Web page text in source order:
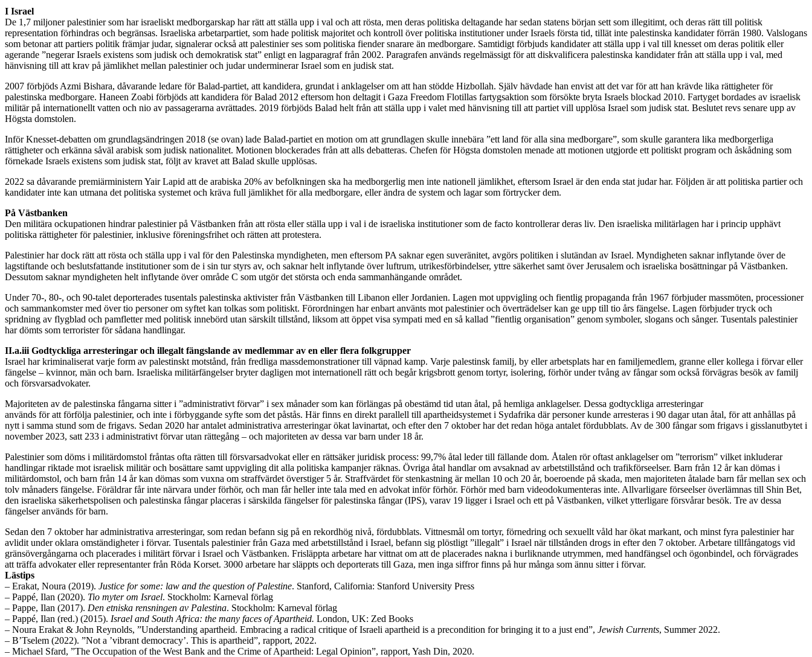
I Israel
De 1,7 miljoner palestinier som har israeliskt medborgarskap har rätt att ställa upp i val och att rösta, men deras politiska deltagande har sedan statens början sett som illegitimt, och deras rätt till politisk
representation förhindras och begränsas. Israeliska arbetarpartiet, som hade politisk majoritet och kontroll över politiska institutioner under Israels första tid, tillät inte palestinska kandidater förrän 1980. Valslogans
som betonar att partiers politik främjar judar, signalerar också att palestinier ses som politiska fiender snarare än medborgare. Samtidigt förbjuds kandidater att ställa upp i val till knesset om deras politik eller
agerande ”negerar Israels existens som judisk och demokratisk stat” enligt en lagparagraf från 2002. Paragrafen används regelmässigt för att diskvalificera palestinska kandidater från att ställa upp i val, med
hänvisning till att krav på jämlikhet mellan palestinier och judar underminerar Israel som en judisk stat.
2007 förbjöds Azmi Bishara, dåvarande ledare för Balad-partiet, att kandidera, grundat i anklagelser om att han stödde Hizbollah. Själv hävdade han envist att det var för att han krävde lika rättigheter för
palestinska medborgare. Haneen Zoabi förbjöds att kandidera för Balad 2012 eftersom hon deltagit i Gaza Freedom Flotillas fartygsaktion som försökte bryta Israels blockad 2010. Fartyget bordades av israelisk
militär på internationellt vatten och nio av passagerarna avrättades. 2019 förbjöds Balad helt från att ställa upp i valet med hänvisning till att partiet vill upplösa Israel som judisk stat. Beslutet revs senare upp av
Högsta domstolen.
Inför Knesset-debatten om grundlagsändringen 2018 (se ovan) lade Balad-partiet en motion om att grundlagen skulle innebära ”ett land för alla sina medborgare”, som skulle garantera lika medborgerliga
rättigheter och erkänna såväl arabisk som judisk nationalitet. Motionen blockerades från att alls debatteras. Chefen för Högsta domstolen menade att motionen utgjorde ett politiskt program och åskådning som
förnekade Israels existens som judisk stat, följt av kravet att Balad skulle upplösas.
2022 sa dåvarande premiärministern Yair Lapid att de arabiska 20% av befolkningen ska ha medborgerlig men inte nationell jämlikhet, eftersom Israel är den enda stat judar har. Följden är att politiska partier och
kandidater inte kan utmana det politiska systemet och kräva full jämlikhet för alla medborgare, eller ändra de system och lagar som förtrycker dem.
På Västbanken
Den militära ockupationen hindrar palestinier på Västbanken från att rösta eller ställa upp i val i de israeliska institutioner som de facto kontrollerar deras liv. Den israeliska militärlagen har i princip upphävt
politiska rättigheter för palestinier, inklusive föreningsfrihet och rätten att protestera.
Palestinier har dock rätt att rösta och ställa upp i val för den Palestinska myndigheten, men eftersom PA saknar egen suveränitet, avgörs politiken i slutändan av Israel. Myndigheten saknar inflytande över de
lagstiftande och beslutsfattande institutioner som de i sin tur styrs av, och saknar helt inflytande över luftrum, utrikesförbindelser, yttre säkerhet samt över Jerusalem och israeliska bosättningar på Västbanken.
Dessutom saknar myndigheten helt inflytande över område C som utgör det största och enda sammanhängande området.
Under 70-, 80-, och 90-talet deporterades tusentals palestinska aktivister från Västbanken till Libanon eller Jordanien. Lagen mot uppvigling och fientlig propaganda från 1967 förbjuder massmöten, processioner
och sammankomster med över tio personer om syftet kan tolkas som politiskt. Förordningen har enbart använts mot palestinier och överträdelser kan ge upp till tio års fängelse. Lagen förbjuder tryck och
spridning av flygblad och pamfletter med politisk innebörd utan särskilt tillstånd, liksom att öppet visa sympati med en så kallad ”fientlig organisation” genom symboler, slogans och sånger. Tusentals palestinier
har dömts som terrorister för sådana handlingar.
II.a.iii Godtyckliga arresteringar och illegalt fängslande av medlemmar av en eller flera folkgrupper
Israel har kriminaliserat varje form av palestinskt motstånd, från fredliga massdemonstrationer till väpnad kamp. Varje palestinsk familj, by eller arbetsplats har en familjemedlem, granne eller kollega i förvar eller
fängelse – kvinnor, män och barn. Israeliska militärfängelser bryter dagligen mot internationell rätt och begår krigsbrott genom tortyr, isolering, förhör under tvång av fångar som också förvägras besök av familj
och försvarsadvokater.
Majoriteten av de palestinska fångarna sitter i ”administrativt förvar” i sex månader som kan förlängas på obestämd tid utan åtal, på hemliga anklagelser. Dessa godtyckliga arresteringar
används för att förfölja palestinier, och inte i förbyggande syfte som det påstås. Här finns en direkt parallell till apartheidsystemet i Sydafrika där personer kunde arresteras i 90 dagar utan åtal, för att anhållas på
nytt i samma stund som de frigavs. Sedan 2020 har antalet administrativa arresteringar ökat lavinartat, och efter den 7 oktober har det redan höga antalet fördubblats. Av de 300 fångar som frigavs i gisslanutbytet i
november 2023, satt 233 i administrativt förvar utan rättegång – och majoriteten av dessa var barn under 18 år.
Palestinier som döms i militärdomstol fråntas ofta rätten till försvarsadvokat eller en rättsäker juridisk process: 99,7% åtal leder till fällande dom. Åtalen rör oftast anklagelser om ”terrorism” vilket inkluderar
handlingar riktade mot israelisk militär och bosättare samt uppvigling dit alla politiska kampanjer räknas. Övriga åtal handlar om avsaknad av arbetstillstånd och trafikförseelser. Barn från 12 år kan dömas i
militärdomstol, och barn från 14 år kan dömas som vuxna om straffvärdet överstiger 5 år. Straffvärdet för stenkastning är mellan 10 och 20 år, boeroende på skada, men majoriteten åtalade barn får mellan sex och
tolv månaders fängelse. Föräldrar får inte närvara under förhör, och man får heller inte tala med en advokat inför förhör. Förhör med barn videodokumenteras inte. Allvarligare förseelser överlämnas till Shin Bet,
den israeliska säkerhetspolisen och palestinska fångar placeras i särskilda fängelser för palestinska fångar (IPS), varav 19 ligger i Israel och ett på Västbanken, vilket ytterligare försvårar besök. Tre av dessa
fängelser används för barn.
Sedan den 7 oktober har administrativa arresteringar, som redan befann sig på en rekordhög nivå, fördubblats. Vittnesmål om tortyr, förnedring och sexuellt våld har ökat markant, och minst fyra palestinier har
avlidit under oklara omständigheter i förvar. Tusentals palestinier från Gaza med arbetstillstånd i Israel, befann sig plöstligt ”illegalt” i Israel när tillstånden drogs in efter den 7 oktober. Arbetare tillfångatogs vid
gränsövergångarna och placerades i militärt förvar i Israel och Västbanken. Frisläppta arbetare har vittnat om att de placerades nakna i burliknande utrymmen, med handfängsel och ögonbindel, och förvägrades
att träffa advokater eller representanter från Röda Korset. 3000 arbetare har släppts och deporterats till Gaza, men inga siffror finns på hur många som ännu sitter i förvar.
Lästips
– Erakat, Noura (2019). Justice for some: law and the question of Palestine. Stanford, California: Stanford University Press
– Pappé, Ilan (2020). Tio myter om Israel. Stockholm: Karneval förlag
– Pappe, Ilan (2017). Den etniska rensningen av Palestina. Stockholm: Karneval förlag
– Pappé, Ilan (red.) (2015). Israel and South Africa: the many faces of Apartheid. London, UK: Zed Books
– Noura Erakat & John Reynolds, ”Understanding apartheid. Embracing a radical critique of Israeli apartheid is a precondition for bringing it to a just end”, Jewish Currents, Summer 2022.
– B’Tselem (2022). ”Not a ’vibrant democracy’. This is apartheid”, rapport, 2022.
– Michael Sfard, ”The Occupation of the West Bank and the Crime of Apartheid: Legal Opinion”, rapport, Yash Din, 2020.